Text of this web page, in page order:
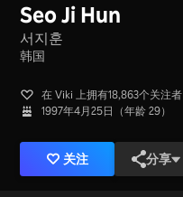
Seo Ji Hun
서지훈
韩国
在 Viki 上拥有18,863个关注者
1997年4月25日（年龄 29）
关注 分享